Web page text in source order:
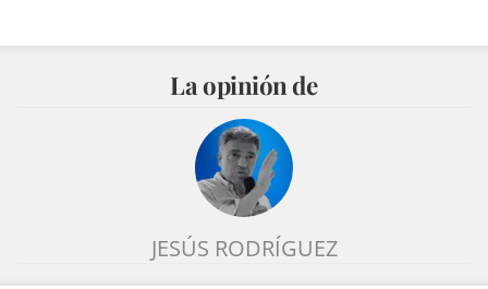
La opinión de
JESÚS RODRÍGUEZ